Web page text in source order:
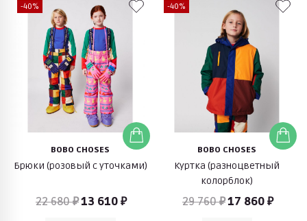
-40%
BOBO CHOSES
Брюки (розовый с уточками)
22 680 ₽13 610 ₽
-40%
BOBO CHOSES
Куртка (разноцветный
колорблок)
29 760 ₽17 860 ₽